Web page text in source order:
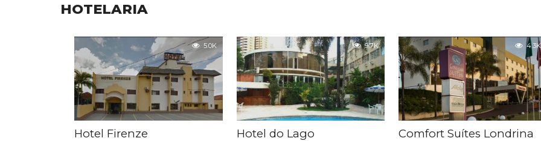
HOTELARIA
5.0K
Hotel Firenze
9.7K
Hotel do Lago
4.3K
Comfort Suítes Londrina